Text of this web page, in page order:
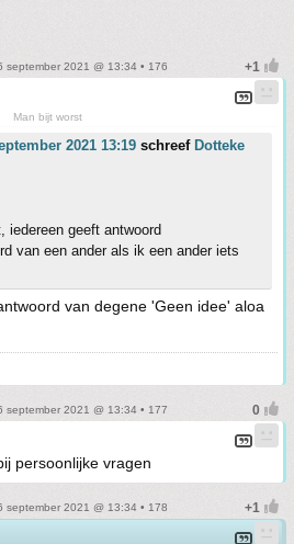
september 2021 @ 13:34 • 176
Man bijt worst
2021 13:19 schreef Dotteke
iedereen geeft antwoord
van een ander als ik een ander iets
van degene 'Geen idee' aloa
september 2021 @ 13:34 • 177
persoonlijke vragen
september 2021 @ 13:34 • 178